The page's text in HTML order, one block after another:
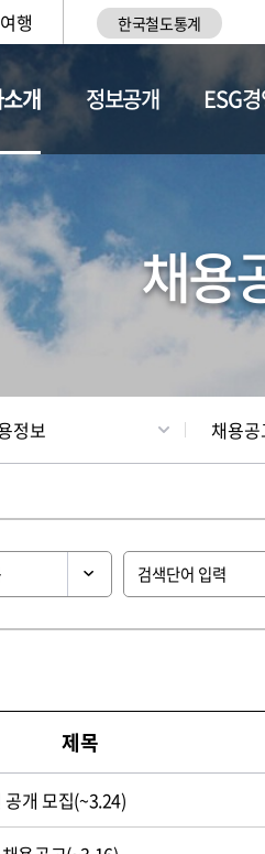
행 한국철도통계
개 정보공개 ESG
채용
정보 채용공
제목
개 모집(~3.24)